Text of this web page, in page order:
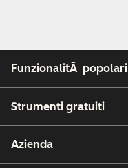
FunzionalitÃ popolari
Strumenti gratuiti
Azienda